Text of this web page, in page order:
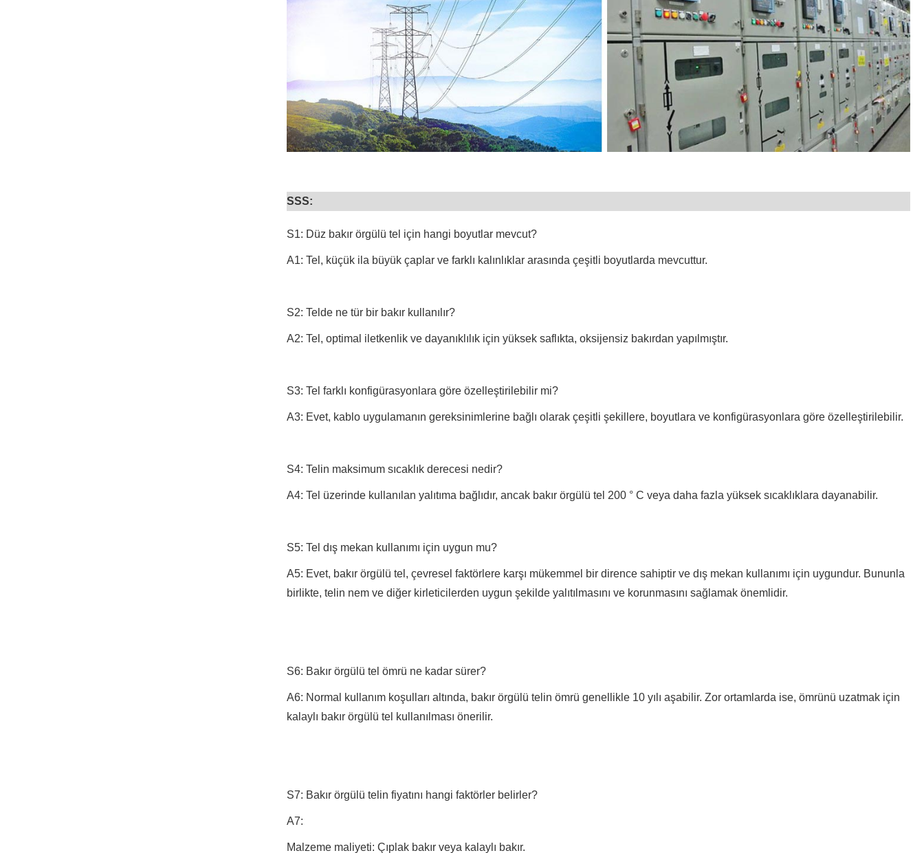
SSS:
S1: Düz bakır örgülü tel için hangi boyutlar mevcut?
A1: Tel, küçük ila büyük çaplar ve farklı kalınlıklar arasında çeşitli boyutlarda mevcuttur.
S2: Telde ne tür bir bakır kullanılır?
A2: Tel, optimal iletkenlik ve dayanıklılık için yüksek saflıkta, oksijensiz bakırdan yapılmıştır.
S3: Tel farklı konfigürasyonlara göre özelleştirilebilir mi?
A3: Evet, kablo uygulamanın gereksinimlerine bağlı olarak çeşitli şekillere, boyutlara ve konfigürasyonlara göre özelleştirilebilir.
S4: Telin maksimum sıcaklık derecesi nedir?
A4: Tel üzerinde kullanılan yalıtıma bağlıdır, ancak bakır örgülü tel 200 ° C veya daha fazla yüksek sıcaklıklara dayanabilir.
S5: Tel dış mekan kullanımı için uygun mu?
A5: Evet, bakır örgülü tel, çevresel faktörlere karşı mükemmel bir dirence sahiptir ve dış mekan kullanımı için uygundur. Bununla
birlikte, telin nem ve diğer kirleticilerden uygun şekilde yalıtılmasını ve korunmasını sağlamak önemlidir.
S6: Bakır örgülü tel ömrü ne kadar sürer?
A6: Normal kullanım koşulları altında, bakır örgülü telin ömrü genellikle 10 yılı aşabilir. Zor ortamlarda ise, ömrünü uzatmak için
kalaylı bakır örgülü tel kullanılması önerilir.
S7: Bakır örgülü telin fiyatını hangi faktörler belirler?
A7:
Malzeme maliyeti: Çıplak bakır veya kalaylı bakır.